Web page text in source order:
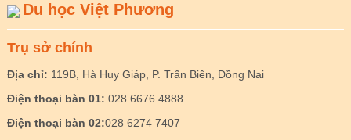
Du học Việt Phương
Trụ sở chính
Địa chỉ: 119B, Hà Huy Giáp, P. Trấn Biên, Đồng Nai
Điện thoại bàn 01: 028 6676 4888
Điện thoại bàn 02:028 6274 7407